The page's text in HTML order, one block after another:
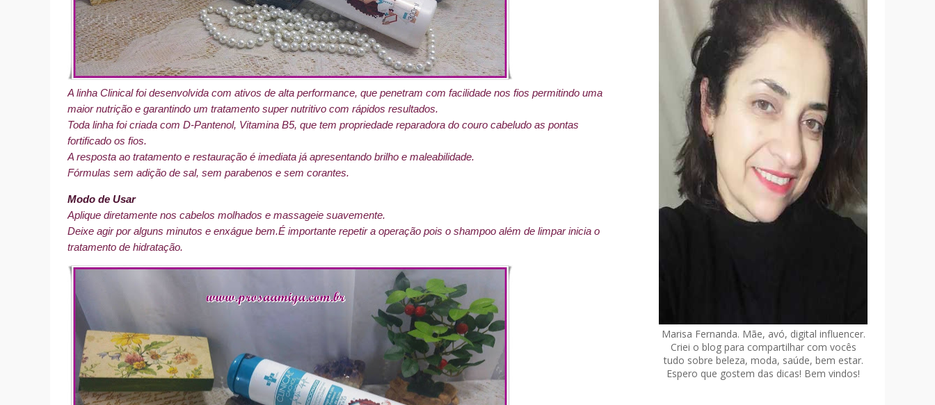
A linha Clinical foi desenvolvida com ativos de alta performance, que penetram com facilidade nos fios permitindo uma
maior nutrição e garantindo um tratamento super nutritivo com rápidos resultados.
Toda linha foi criada com D-Pantenol, Vitamina B5, que tem propriedade reparadora do couro cabeludo as pontas
fortificado os fios.
A resposta ao tratamento e restauração é imediata já apresentando brilho e maleabilidade.
Fórmulas sem adição de sal, sem parabenos e sem corantes.
Modo de Usar
Aplique diretamente nos cabelos molhados e massageie suavemente.
Deixe agir por alguns minutos e enxágue bem.É importante repetir a operação pois o shampoo além de limpar inicia o
tratamento de hidratação.
Marisa Fernanda. Mãe, avó, digital influencer.
Criei o blog para compartilhar com vocês
tudo sobre beleza, moda, saúde, bem estar.
Espero que gostem das dicas! Bem vindos!